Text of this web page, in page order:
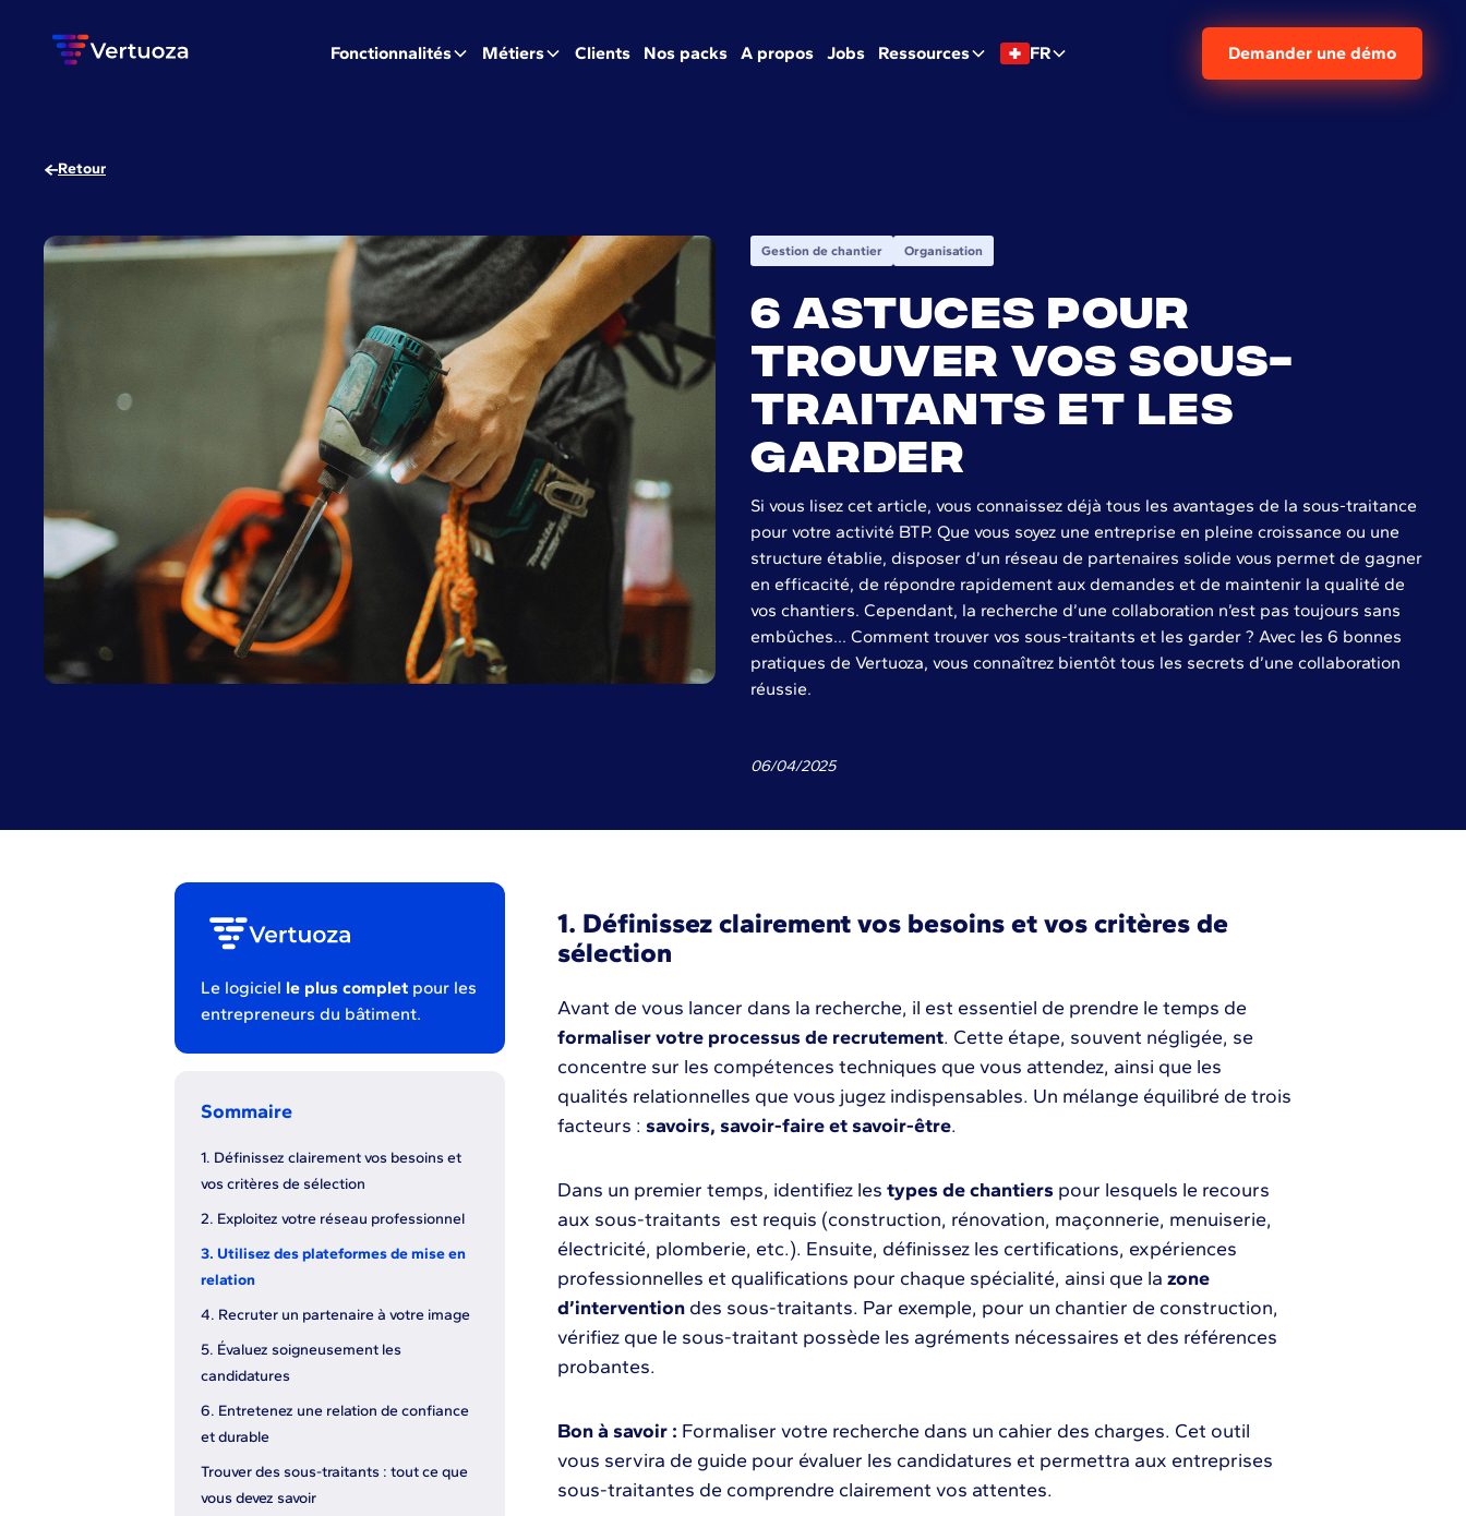
Fonctionnalités Métiers Clients Nos packs A propos Jobs Ressources FR Demander une démo
Retour
Gestion de chantier Organisation
6 astuces pour
trouver vos sous-
traitants et les
garder
Si vous lisez cet article, vous connaissez déjà tous les avantages de la sous-traitance
pour votre activité BTP. Que vous soyez une entreprise en pleine croissance ou une
structure établie, disposer d’un réseau de partenaires solide vous permet de gagner
en efficacité, de répondre rapidement aux demandes et de maintenir la qualité de
vos chantiers. Cependant, la recherche d’une collaboration n’est pas toujours sans
embûches... Comment trouver vos sous-traitants et les garder ? Avec les 6 bonnes
pratiques de Vertuoza, vous connaîtrez bientôt tous les secrets d’une collaboration
réussie.
06/04/2025
Le logiciel le plus complet pour les
entrepreneurs du bâtiment.
Sommaire
1. Définissez clairement vos besoins et
vos critères de sélection
2. Exploitez votre réseau professionnel
3. Utilisez des plateformes de mise en
relation
4. Recruter un partenaire à votre image
5. Évaluez soigneusement les
candidatures
6. Entretenez une relation de confiance
et durable
Trouver des sous-traitants : tout ce que
vous devez savoir
1. Définissez clairement vos besoins et vos critères de
sélection
Avant de vous lancer dans la recherche, il est essentiel de prendre le temps de
formaliser votre processus de recrutement. Cette étape, souvent négligée, se
concentre sur les compétences techniques que vous attendez, ainsi que les
qualités relationnelles que vous jugez indispensables. Un mélange équilibré de trois
facteurs : savoirs, savoir-faire et savoir-être.
Dans un premier temps, identifiez les types de chantiers pour lesquels le recours
aux sous-traitants est requis (construction, rénovation, maçonnerie, menuiserie,
électricité, plomberie, etc.). Ensuite, définissez les certifications, expériences
professionnelles et qualifications pour chaque spécialité, ainsi que la zone
d’interventiondes sous-traitants. Par exemple, pour un chantier de construction,
vérifiez que le sous-traitant possède les agréments nécessaires et des références
probantes.
Bon à savoir : Formaliser votre recherche dans un cahier des charges. Cet outil
vous servira de guide pour évaluer les candidatures et permettra aux entreprises
sous-traitantes de comprendre clairement vos attentes.